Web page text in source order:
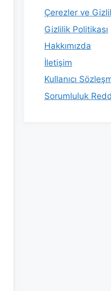
Çerezler ve
Gizlilik Politikası
Hakkımızda
İletişim
Kullanıcı
Sorumluluk